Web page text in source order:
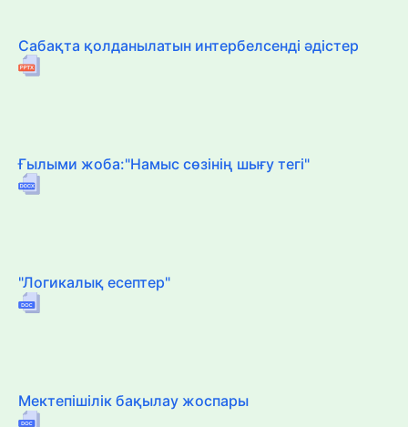
Сабақта қолданылатын интербелсенді әдістер
Ғылыми жоба:"Намыс сөзінің шығу тегі"
"Логикалық есептер"
Мектепішілік бақылау жоспары